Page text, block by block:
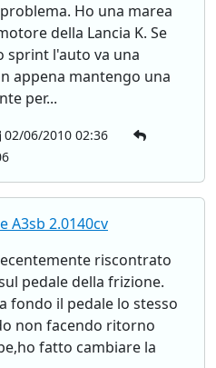
Ho una marea
della Lancia K. Se
sprint l'auto va una
appena mantengo una
per...
02/06/2010 02:36
A3sb 2.0140cv
riscontrato
pedale della frizione.
fondo il pedale lo stesso
non facendo ritorno
fatto cambiare la